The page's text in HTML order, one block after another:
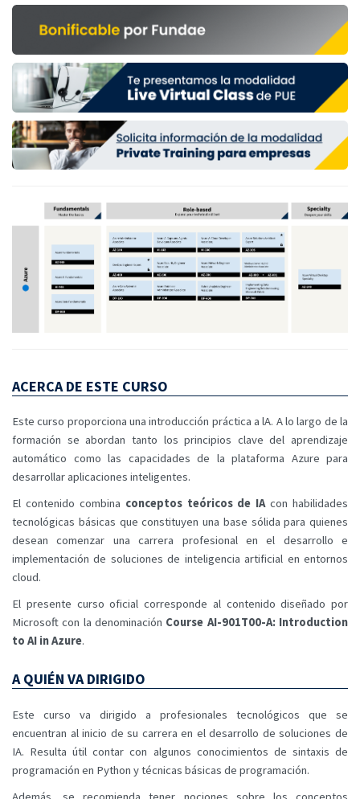
ACERCA DE ESTE CURSO
Este curso proporciona una introducción práctica a lA. A lo largo de la
formación se abordan tanto los principios clave del aprendizaje
automático como las capacidades de la plataforma Azure para
desarrollar aplicaciones inteligentes.
El contenido combina conceptos teóricos de IAcon habilidades
tecnológicas básicas que constituyen una base sólida para quienes
desean comenzar una carrera profesional en el desarrollo e
implementación de soluciones de inteligencia artificial en entornos
cloud.
El presente curso oficial corresponde al contenido diseñado por
Microsoft con la denominación Course AI-901T00-A: Introduction
to AI in Azure.
A QUIÉN VA DIRIGIDO
Este curso va dirigido a profesionales tecnológicos que se
encuentran al inicio de su carrera en el desarrollo de soluciones de
IA. Resulta útil contar con algunos conocimientos de sintaxis de
programación en Python y técnicas básicas de programación.